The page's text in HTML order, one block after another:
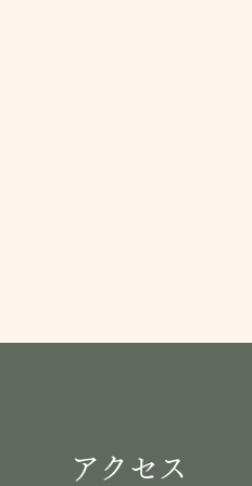
​アクセス